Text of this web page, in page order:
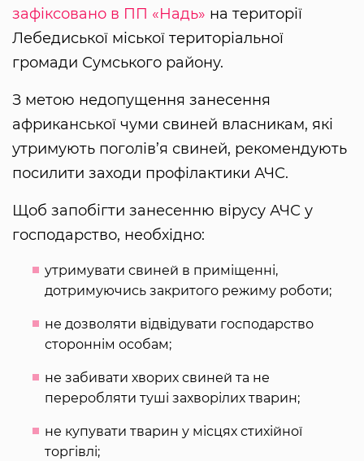
зафіксовано в ПП «Надь» на території
Лебедиської міської територіальної
громади Сумського району.
З метою недопущення занесення
африканської чуми свиней власникам, які
утримують поголів’я свиней, рекомендують
посилити заходи профілактики АЧС.
Щоб запобігти занесенню вірусу АЧС у
господарство, необхідно:
утримувати свиней в приміщенні,
дотримуючись закритого режиму роботи;
не дозволяти відвідувати господарство
стороннім особам;
не забивати хворих свиней та не
переробляти туші захворілих тварин;
не купувати тварин у місцях стихійної
торгівлі;